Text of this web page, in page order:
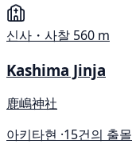
신사・사찰 560 m
Kashima Jinja
鹿嶋神社
아키타현 ·15건의 출몰